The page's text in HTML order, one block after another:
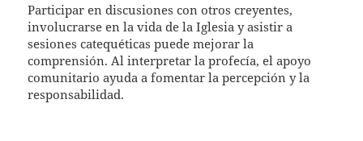
Participar en discusiones con otros creyentes,
involucrarse en la vida de la Iglesia y asistir a
sesiones catequéticas puede mejorar la
comprensión. Al interpretar la profecía, el apoyo
comunitario ayuda a fomentar la percepción y la
responsabilidad.